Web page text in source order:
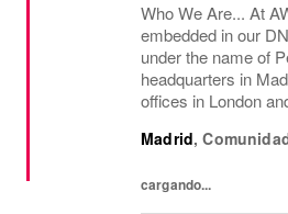
Who We Are... At
embedded in our
under the name of
headquarters in
offices in London
Pepe Jeans London,
Madrid,
cargando...